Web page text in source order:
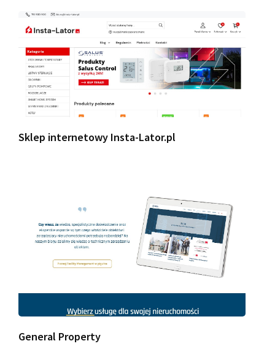
Sklep internetowy Insta-Lator.pl
General Property